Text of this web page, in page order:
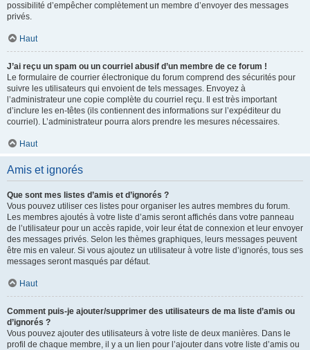
possibilité d’empêcher complètement un membre d’envoyer des messages
privés.
Haut
J’ai reçu un spam ou un courriel abusif d’un membre de ce forum !
Le formulaire de courrier électronique du forum comprend des sécurités pour
suivre les utilisateurs qui envoient de tels messages. Envoyez à
l’administrateur une copie complète du courriel reçu. Il est très important
d’inclure les en-têtes (ils contiennent des informations sur l’expéditeur du
courriel). L’administrateur pourra alors prendre les mesures nécessaires.
Haut
Amis et ignorés
Que sont mes listes d’amis et d’ignorés ?
Vous pouvez utiliser ces listes pour organiser les autres membres du forum.
Les membres ajoutés à votre liste d’amis seront affichés dans votre panneau
de l’utilisateur pour un accès rapide, voir leur état de connexion et leur envoyer
des messages privés. Selon les thèmes graphiques, leurs messages peuvent
être mis en valeur. Si vous ajoutez un utilisateur à votre liste d’ignorés, tous ses
messages seront masqués par défaut.
Haut
Comment puis-je ajouter/supprimer des utilisateurs de ma liste d’amis ou
d’ignorés ?
Vous pouvez ajouter des utilisateurs à votre liste de deux manières. Dans le
profil de chaque membre, il y a un lien pour l’ajouter dans votre liste d’amis ou